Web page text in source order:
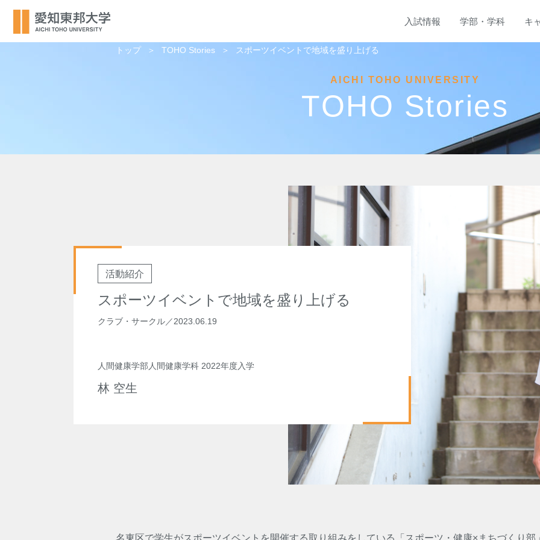
入試情報 学部 ・ 学科 キ
トップ TOHO Stories スポーツイベントで地域を盛り上げる
AICHI TOHO UNIVERSITY
TOHO Stories
活動紹介
スポーツイベントで地域を盛り上げる
クラブ・サークル／2023.06.19
人間健康学部人間健康学科 2022年度入学
林 空生
名東区で学生がスポーツイベントを開催する取り組みをしている「スポーツ・健康×まちづくり部